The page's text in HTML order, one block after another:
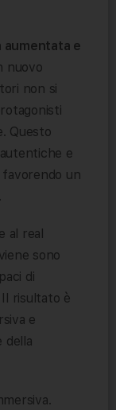
aumentata e
nuovo
non si
Questo
e
un
al real
sono
di
Il risultato è
e
della